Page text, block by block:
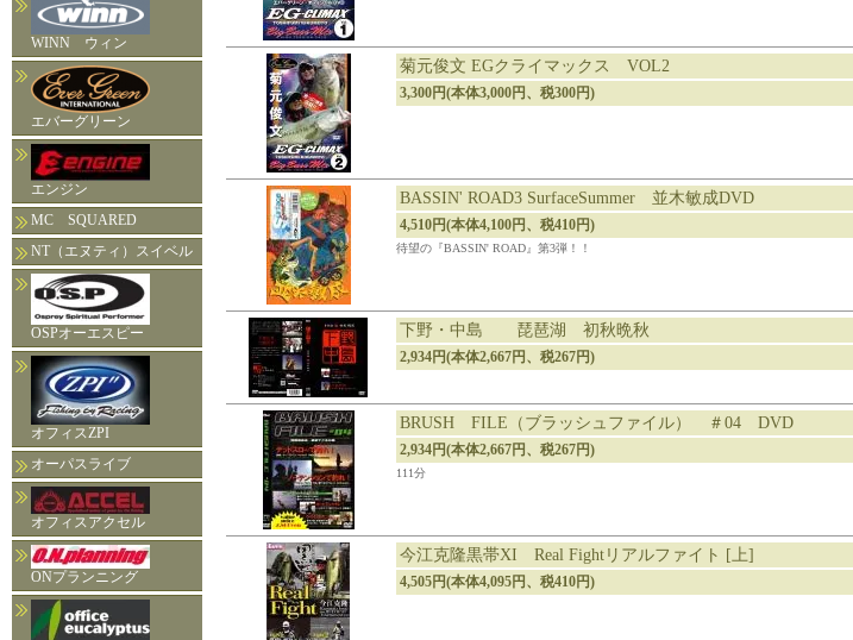
WINN ウィン
エバーグリーン
エンジン
MC SQUARED
NT（エヌティ）スイベル
OSPオーエスピー
オフィスZPI
オーパスライブ
オフィスアクセル
ONプランニング
菊元俊文 EGクライマックス VOL2
3,300円(本体3,000円、税300円)
BASSIN' ROAD3 SurfaceSummer 並木敏成DVD
4,510円(本体4,100円、税410円)
待望の『BASSIN' ROAD』第3弾！！
下野・中島 琵琶湖 初秋晩秋
2,934円(本体2,667円、税267円)
BRUSH FILE（ブラッシュファイル） ＃04 DVD
2,934円(本体2,667円、税267円)
111分
今江克隆黒帯XI Real Fightリアルファイト [上]
4,505円(本体4,095円、税410円)